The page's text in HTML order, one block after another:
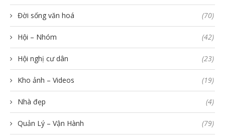
Đời sống văn hoá (70)
Hội – Nhóm (42)
Hội nghị cư dân (23)
Kho ảnh – Videos (19)
Nhà đẹp (4)
Quản Lý – Vận Hành (79)